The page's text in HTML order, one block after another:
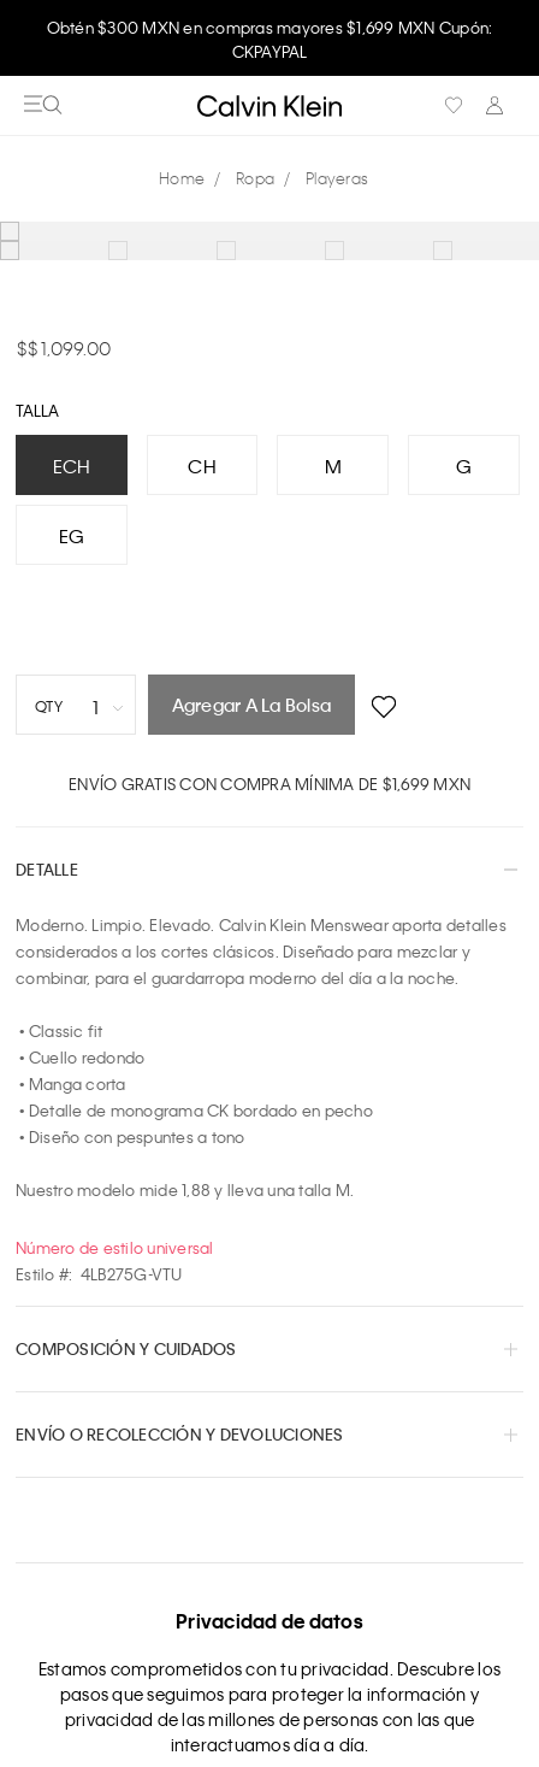
Obtén $300 MXN en compras mayores $1,699 MXN Cupón:
CKPAYPAL
Ropa Playeras
$ 1,099.00
TALLA
ECH CH M G
EG
QTY 1
5
7
10
Agregar A La Bolsa
ENVÍO GRATIS CON COMPRA MÍNIMA DE $1,699 MXN
DETALLE
Moderno. Limpio. Elevado. Calvin Klein Menswear aporta detalles
considerados a los cortes clásicos. Diseñado para mezclar y
combinar, para el guardarropa moderno del día a la noche.
• Classic fit
• Cuello redondo
• Manga corta
• Detalle de monograma CK bordado en pecho
• Diseño con pespuntes a tono
Nuestro modelo mide 1,88 y lleva una talla M.
Número de estilo universal
Estilo #: 4LB275G-VTU
COMPOSICIÓN Y CUIDADOS
ENVÍO O RECOLECCIÓN Y DEVOLUCIONES
Privacidad de datos
Estamos comprometidos con tu privacidad. Descubre los
pasos que seguimos para proteger la información y
privacidad de las millones de personas con las que
interactuamos día a día.